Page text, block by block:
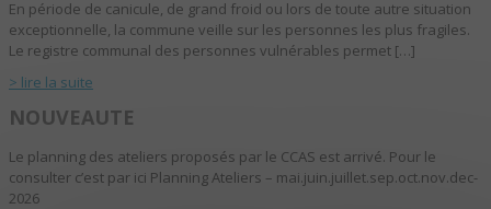
En période de canicule, de grand froid ou lors de toute autre situation
exceptionnelle, la commune veille sur les personnes les plus fragiles.
Le registre communal des personnes vulnérables permet […]
> lire la suite
NOUVEAUTE
Le planning des ateliers proposés par le CCAS est arrivé. Pour le
consulter c’est par ici Planning Ateliers – mai.juin.juillet.sep.oct.nov.dec-
2026